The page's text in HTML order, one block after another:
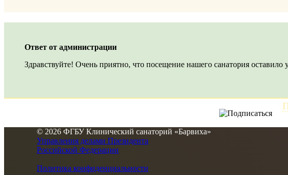
Ответ от администрации
Здравствуйте! Очень приятно, что посещение нашего санатория
© 2026 ФГБУ Клинический санаторий «Барвиха»
Управления делами Президента
Российской Федерации
Политика конфиденциальности